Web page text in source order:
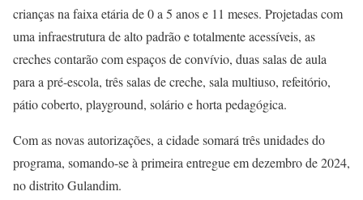
crianças na faixa etária de 0 a 5 anos e 11 meses. Projetadas com
uma infraestrutura de alto padrão e totalmente acessíveis, as
creches contarão com espaços de convívio, duas salas de aula
para a pré-escola, três salas de creche, sala multiuso, refeitório,
pátio coberto, playground, solário e horta pedagógica.
Com as novas autorizações, a cidade somará três unidades do
programa, somando-se à primeira entregue em dezembro de 2024,
no distrito Gulandim.